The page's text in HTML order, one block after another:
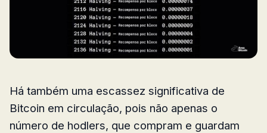
Há também uma escassez significativa de
Bitcoin em circulação, pois não apenas o
número de hodlers, que compram e guardam